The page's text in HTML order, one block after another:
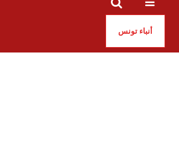
أنباء تونس